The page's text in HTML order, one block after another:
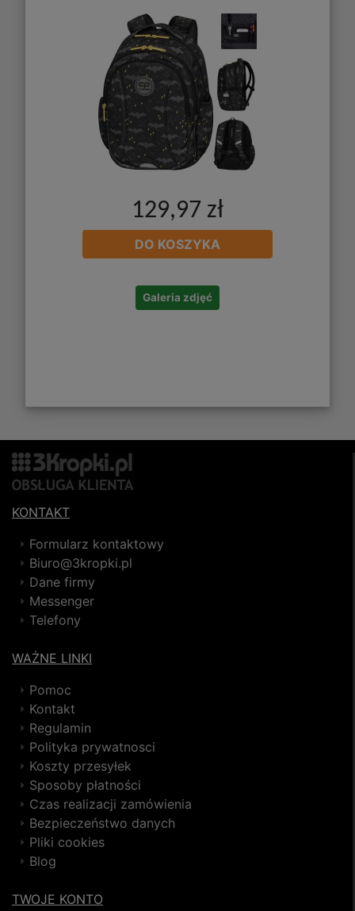
129,97 zł
DO KOSZYKA
Galeria zdjęć
KONTAKT
Formularz kontaktowy
Biuro@3kropki.pl
Dane firmy
Messenger
Telefony
WAŻNE LINKI
Pomoc
Kontakt
Regulamin
Polityka prywatnosci
Koszty przesyłek
Sposoby płatności
Czas realizacji zamówienia
Bezpieczeństwo danych
Pliki cookies
Blog
TWOJE KONTO